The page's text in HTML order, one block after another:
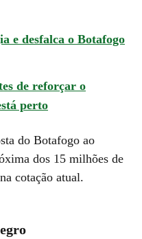
e desfalca o Botafogo
de reforçar o
perto
do Botafogo ao
dos 15 milhões de
cotação atual.